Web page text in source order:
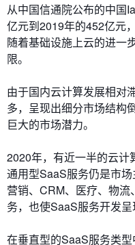
从中国信通院公布的中国
亿元到2019年的452亿元
随着基础设施上云的进一
限。
由于国内云计算发展相对
多，呈现出细分市场结构
巨大的市场潜力。
2020年，有近一半的云计
通用型SaaS服务仍是市
营销、CRM、医疗、物
务，也使SaaS服务开发呈
在垂直型的SaaS服务类